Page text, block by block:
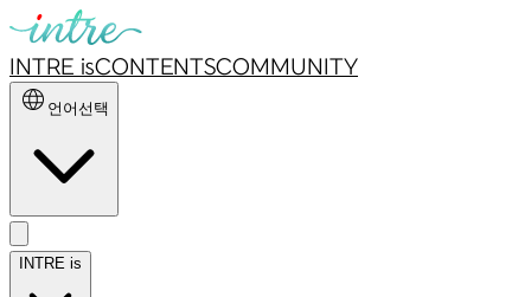
INTRE isCONTENTSCOMMUNITY
언어선택
INTRE is